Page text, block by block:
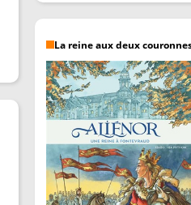
La reine aux deux